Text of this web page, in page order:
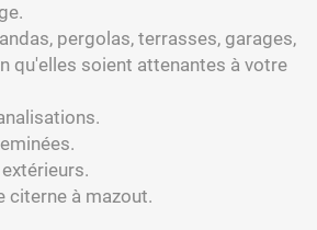
pergolas, terrasses, garages,
qu'elles soient attenantes à votre
citerne à mazout.